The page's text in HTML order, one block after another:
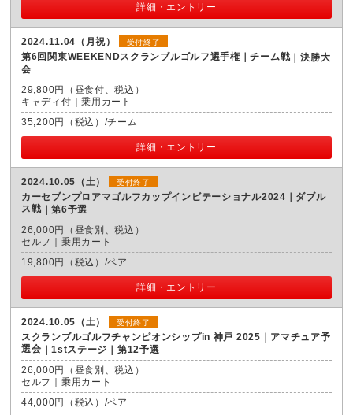
詳細・エントリー
2024.11.04（月祝） 受付終了
第6回関東WEEKENDスクランブルゴルフ選手権｜チーム戦
決勝大
会
29,800円（昼食付、税込）
キャディ付｜乗用カート
35,200円（税込）/チーム
詳細・エントリー
2024.10.05（土） 受付終了
カーセブンプロアマゴルフカップインビテーショナル2024｜ダブル
ス戦
第6予選
26,000円（昼食別、税込）
セルフ｜乗用カート
19,800円（税込）/ペア
詳細・エントリー
2024.10.05（土） 受付終了
スクランブルゴルフチャンピオンシップin 神戸 2025｜アマチュア予
選会
1stステージ｜第12予選
26,000円（昼食別、税込）
セルフ｜乗用カート
44,000円（税込）/ペア